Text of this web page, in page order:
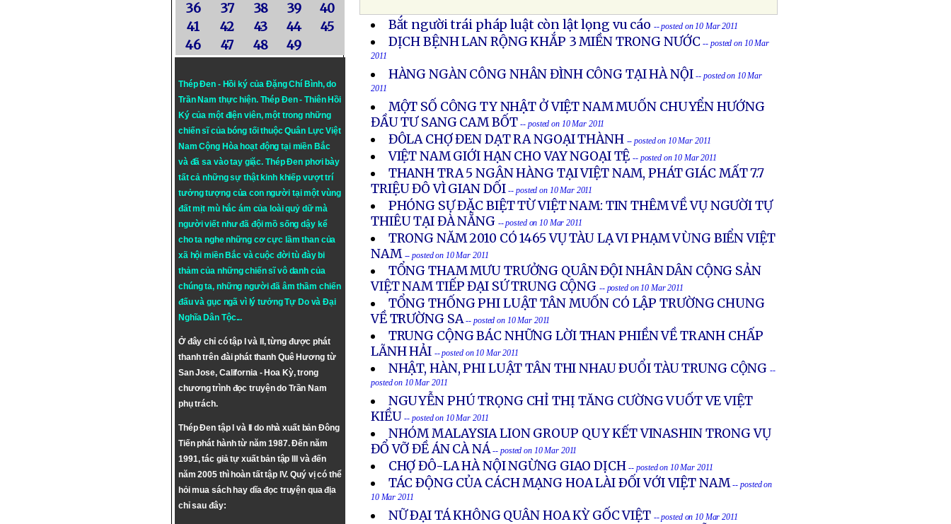
36
37 38 39
40
41
42 43 44
45
46
47 48 49
Thép Đen - Hồi ký của Đặng Chí Bình, do
Trần Nam thực hiện. Thép Đen- Thiên Hồi
Ký của một điện viên, một trong những
chiến sĩ của bóng tối thuộc Quân Lực Việt
Nam Cộng Hòa hoạt động tại miền Bắc
và đã sa vào tay giặc. Thép Đen phơi bày
tất cả những sự thật kinh khiếp vượt trí
tưởng tượng của con người tại một vùng
đất mịt mù hắc ám của loài quỷ dữ mà
người viết như đã đội mồ sống dậy kể
cho ta nghe những cơ cực lầm than của
xã hội miền Bắc và cuộc đời tù đày bi
thảm của những chiến sĩ vô danh của
chúng ta, những người đã âm thầm chiến
đấu và gục ngã vì lý tưởngTự DovàĐại
Nghĩa Dân Tộc...
Ở đây chỉ có tập I và II, từng được phát
thanh trên đài phát thanh Quê Hương từ
San Jose, California - Hoa Kỳ, trong
chương trình đọc truyện do Trần Nam
phụ trách.
Thép Đen tập I và II do nhà xuất bản Đông
Tiến phát hành từ năm 1987. Đến năm
1991, tác giả tự xuất bản tập III và đến
năm 2005 thì hoàn tất tập IV. Quý vị có thể
hỏi mua sách hay dĩa đọc truyện qua địa
chỉ sau đây:
Bắt người trái pháp luật còn lật lọng vu cáo -- posted on 10 Mar 2011
DỊCH BỆNH LAN RỘNG KHẮP 3 MIỀN TRONG NƯỚC-- posted on 10 Mar
2011
HÀNG NGÀN CÔNG NHÂN ĐÌNH CÔNG TẠI HÀ NỘI -- posted on 10 Mar
2011
MỘT SỐ CÔNG TY NHẬT Ở VIỆT NAM MUỐN CHUYỂN HƯỚNG
ĐẦU TƯ SANG CAM BỐT -- posted on 10 Mar 2011
ĐÔLA CHỢ ĐEN DẠT RA NGOẠI THÀNH -- posted on 10 Mar 2011
VIỆT NAM GIỚI HẠN CHO VAY NGOẠI TỆ-- posted on 10 Mar 2011
THANH TRA 5 NGÂN HÀNG TẠI VIỆT NAM, PHÁT GIÁC MẤT 7.7
TRIỆU ĐÔ VÌ GIAN DỐI -- posted on 10 Mar 2011
PHÓNG SỰ ĐẶC BIỆT TỪ VIỆT NAM: TIN THÊM VỀ VỤ NGƯỜI TỰ
THIÊU TẠI ĐÀ NẴNG -- posted on 10 Mar 2011
TRONG NĂM 2010 CÓ 1465 VỤ TÀU LẠ VI PHẠM VÙNG BIỂN VIỆT
NAM -- posted on 10 Mar 2011
TỔNG THAM MƯU TRƯỞNG QUÂN ĐỘI NHÂN DÂN CỘNG SẢN
VIỆT NAM TIẾP ĐẠI SỨ TRUNG CỘNG -- posted on 10 Mar 2011
TỔNG THỐNG PHI LUẬT TÂN MUỐN CÓ LẬP TRƯỜNG CHUNG
VỀ TRƯỜNG SA -- posted on 10 Mar 2011
TRUNG CỘNG BÁC NHỮNG LỜI THAN PHIỀN VỀ TRANH CHẤP
LÃNH HẢI -- posted on 10 Mar 2011
NHẬT, HÀN, PHI LUẬT TÂN THI NHAU ÐUỔI TÀU TRUNG CỘNG --
posted on 10 Mar 2011
NGUYỄN PHÚ TRỌNG CHỈ THỊ TĂNG CƯỜNG VUỐT VE VIỆT
KIỀU -- posted on 10 Mar 2011
NHÓM MALAYSIA LION GROUP QUY KẾT VINASHIN TRONG VỤ
ĐỔ VỠ ĐỀ ÁN CÀ NÁ -- posted on 10 Mar 2011
CHỢ ĐÔ-LA HÀ NỘI NGỪNG GIAO DỊCH-- posted on 10 Mar 2011
TÁC ÐỘNG CỦA CÁCH MẠNG HOA LÀI ÐỐI VỚI VIỆT NAM-- posted on
10 Mar 2011
NỮ ÐẠI TÁ KHÔNG QUÂN HOA KỲ GỐC VIỆT -- posted on 10 Mar 2011